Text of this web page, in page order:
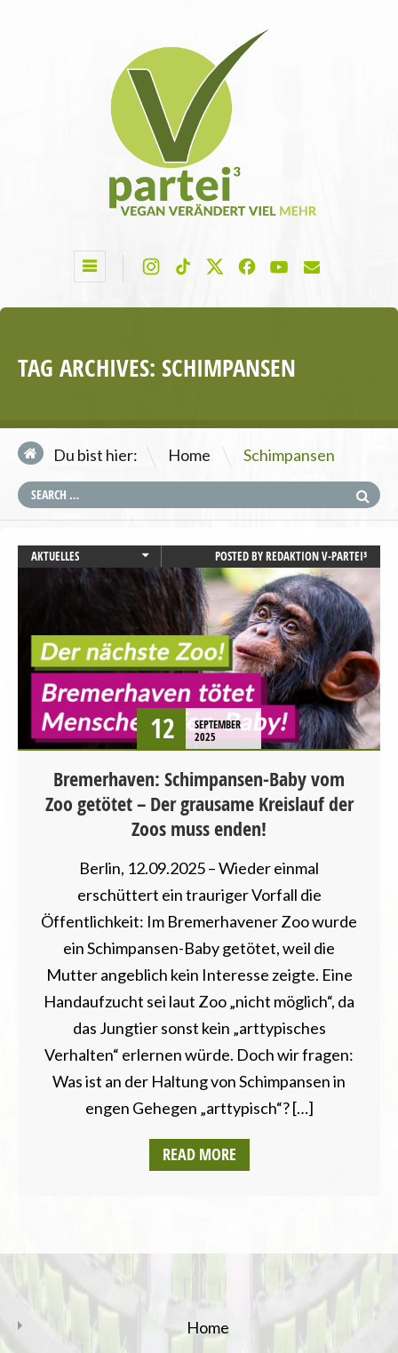
TAG ARCHIVES: SCHIMPANSEN
Du bist hier: Home \ Schimpansen
AKTUELLES
PRESSEMITTEILUNG
TIERSCHUTZ / TIERRECHTE
POSTED BYREDAKTION V-PARTEI³
12
SEPTEMBER
2025
Bremerhaven: Schimpansen-Baby vom
Zoo getötet – Der grausame Kreislauf der
Zoos muss enden!
Berlin, 12.09.2025 – Wieder einmal
erschüttert ein trauriger Vorfall die
Öffentlichkeit: Im Bremerhavener Zoo wurde
ein Schimpansen-Baby getötet, weil die
Mutter angeblich kein Interesse zeigte. Eine
Handaufzucht sei laut Zoo „nicht möglich“, da
das Jungtier sonst kein „arttypisches
Verhalten“ erlernen würde. Doch wir fragen:
Was ist an der Haltung von Schimpansen in
engen Gehegen „arttypisch“? […]
READ MORE
Home